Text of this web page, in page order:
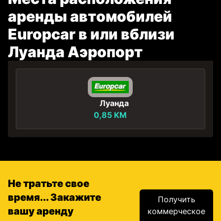
аренды автомобилей
Europcar в или вблизи
Луанда Аэропорт
Луанда
0,85 KM
Не тратьте свое
время... Закажите
вашу аренду
Получить
коммерческое